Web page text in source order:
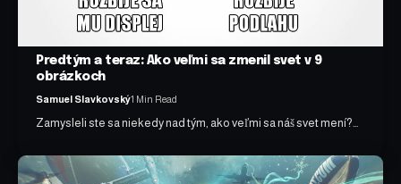
Predtým a teraz: Ako veľmi sa zmenil svet v 9
obrázkoch
Samuel Slavkovský1 Min Read
Zamysleli ste sa niekedy nad tým, ako veľmi sa náš svet mení?…